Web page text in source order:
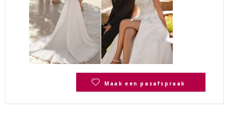
Maak een pasafspraak